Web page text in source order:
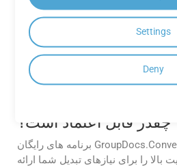
می کند. این به اطمینان از دقت طرح،
گیری آگاهانه قبل از انجام تبدیل
نهایی کمک می کند.
عملکرد اپلیکیشن های
چقدر قابل اعتماد است؟
برنامه های رایگان GroupDocs.Conversion Cloud عملکرد قابل
بالا را برای نیازهای تبدیل شما ارائه
Settings
Deny